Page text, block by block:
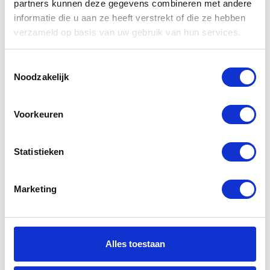
partners kunnen deze gegevens combineren met andere
informatie die u aan ze heeft verstrekt of die ze hebben
verzameld op basis van uw gebruik van hun services.
Noodzakelijk
Voorkeuren
Statistieken
Marketing
Alles toestaan
Gerelateerde
producten
Bering Chrome
Oorspronkelijke
prijs
Huidige
prijs
-39%
Rukka Vilma
prijs
prijs